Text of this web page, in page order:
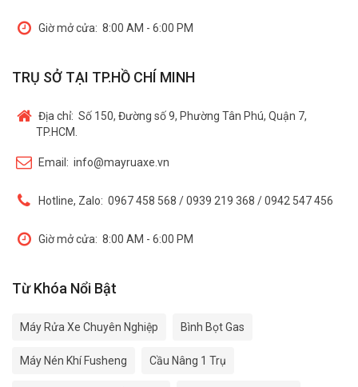
Giờ mở cửa: 8:00 AM - 6:00 PM
TRỤ SỞ TẠI TP.HỒ CHÍ MINH
Địa chỉ: Số 150, Đường số 9, Phường Tân Phú, Quận 7,
TP.HCM.
Email: info@mayruaxe.vn
Hotline, Zalo: 0967 458 568 / 0939 219 368 / 0942 547 456
Giờ mở cửa: 8:00 AM - 6:00 PM
Từ Khóa Nổi Bật
Máy Rửa Xe Chuyên Nghiệp Bình Bọt Gas
Máy Nén Khí Fusheng Cầu Nâng 1 Trụ